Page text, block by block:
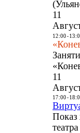
11
12:00-
11
17:00-
Показ